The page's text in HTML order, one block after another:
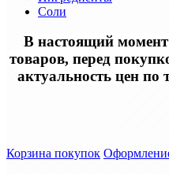
Соли
В настоящий
товаров, перед
актуальность цен по
Корзина покупок